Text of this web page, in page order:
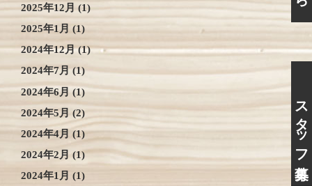
2025年12月 (1)
2025年1月 (1)
2024年12月(1)
2024年7月(1)
2024年6月(1)
2024年5月 (2)
2024年4月 (1)
2024年2月 (1)
2024年1月 (1)
スタッフ募集